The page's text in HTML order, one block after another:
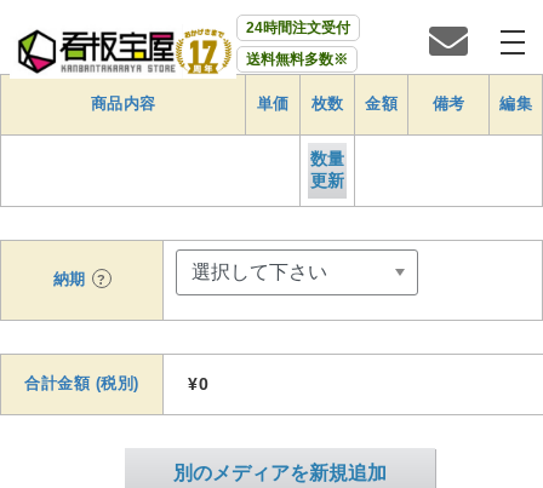
24時間注文受付
送料無料多数※
商品内容 単価 枚数 金額 備考 編集
数量
更新
納期 ?
合計金額 (税別) ¥0
別のメディアを新規追加